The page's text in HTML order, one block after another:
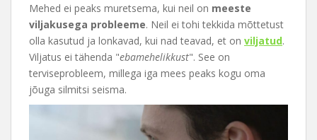
Mehed ei peaks muretsema, kui neil on meeste
viljakusega probleeme. Neil ei tohi tekkida mõttetust
olla kasutud ja lonkavad, kui nad teavad, et on viljatud.
Viljatus ei tähenda "ebamehelikkust". See on
terviseprobleem, millega iga mees peaks kogu oma
jõuga silmitsi seisma.